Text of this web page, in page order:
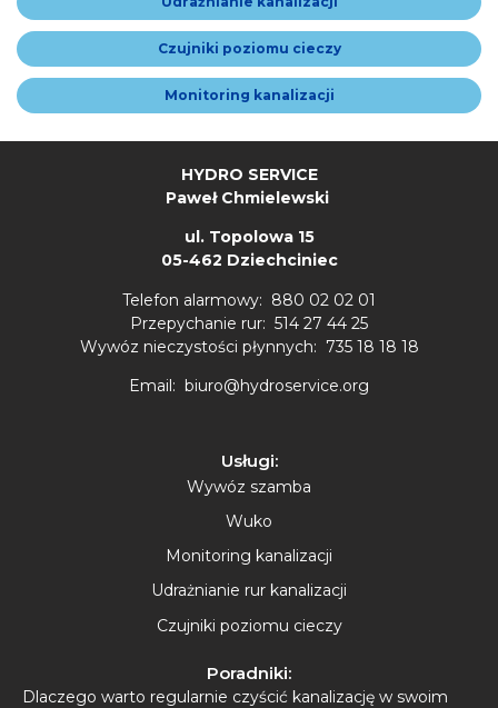
Czujniki poziomu cieczy
Monitoring kanalizacji
HYDRO SERVICE
Paweł Chmielewski
ul. Topolowa 15
05-462 Dziechciniec
Telefon alarmowy: 880 02 02 01
Przepychanie rur: 514 27 44 25
Wywóz nieczystości płynnych: 735 18 18 18
Email: biuro@hydroservice.org
Poradniki:
Dlaczego warto regularnie czyścić kanalizację w swoim
Usługi:
Wywóz szamba
Wuko
Monitoring kanalizacji
Udrażnianie rur kanalizacji
Czujniki poziomu cieczy